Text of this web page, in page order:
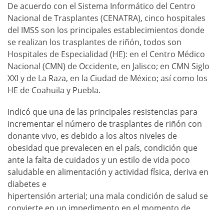
De acuerdo con el Sistema Informático del Centro
Nacional de Trasplantes (CENATRA), cinco hospitales
del IMSS son los principales establecimientos donde
se realizan los trasplantes de riñón, todos son
Hospitales de Especialidad (HE): en el Centro Médico
Nacional (CMN) de Occidente, en Jalisco; en CMN Siglo
XXI y de La Raza, en la Ciudad de México; así como los
HE de Coahuila y Puebla.
Indicó que una de las principales resistencias para
incrementar el número de trasplantes de riñón con
donante vivo, es debido a los altos niveles de
obesidad que prevalecen en el país, condición que
ante la falta de cuidados y un estilo de vida poco
saludable en alimentación y actividad física, deriva en
diabetes e
hipertensión arterial; una mala condición de salud se